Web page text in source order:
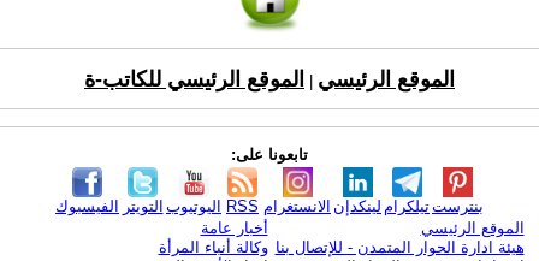
الموقع الرئيسي الموقع الرئيسي للكاتب-ة
تابعونا على:
الفيسبوك التويتر اليوتيوب RSS الانستغرام لينكدإن تيلكرامبنترست
الموقع الرئيسي
هيئة ادارة الحوار المتمدن - للإتصال بنا
أخبار عامة
وكالة أنباء المرأة